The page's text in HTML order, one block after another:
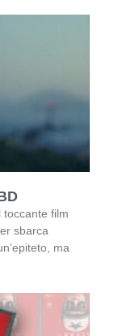
toccante film
sbarca
ma